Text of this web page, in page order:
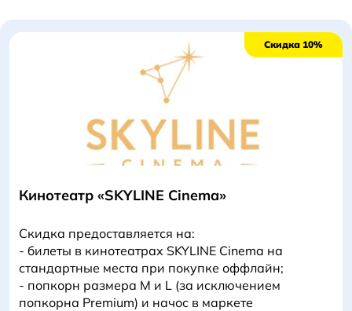
Скидка 10%
Кинотеатр «SKYLINE Cinema»
Скидка предоставляется на:
- билеты в кинотеатрах SKYLINE Cinema на
стандартные места при покупке оффлайн;
- попкорн размера М и L (за исключением
попкорна Premium) и начос в маркете